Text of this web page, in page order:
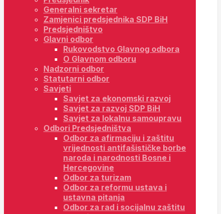
Generalni sekretar
Zamjenici predsjednika SDP BiH
Predsjedništvo
Glavni odbor
Rukovodstvo Glavnog odbora
O Glavnom odboru
Nadzorni odbor
Statutarni odbor
Savjeti
Savjet za ekonomski razvoj
Savjet za razvoj SDP BiH
Savjet za lokalnu samoupravu
Odbori Predsjedništva
Odbor za afirmaciju i zaštitu
vrijednosti antifašističke borbe
naroda i narodnosti Bosne i
Hercegovine
Odbor za turizam
Odbor za reformu ustava i
ustavna pitanja
Odbor za rad i socijalnu zaštitu